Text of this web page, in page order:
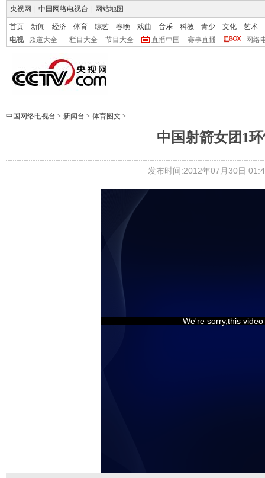
央视网 中国网络电视台 网站地图
首页 新闻 经济 体育 综艺 春晚 戏曲 音乐 科教 青少 文化
艺术
电视
频道大全 栏目大全 节目大全 直播中国 赛事直播 网络
中国网络电视台 > 新闻台 > 体育图文 >
中国射箭女团1
发布时间:2012年07月30日
We're sorry,this